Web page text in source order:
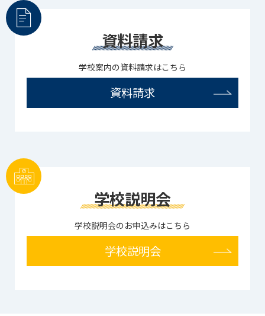
資料請求
学校案内の資料請求はこちら
資料請求
学校説明会
学校説明会のお申込みはこちら
学校説明会